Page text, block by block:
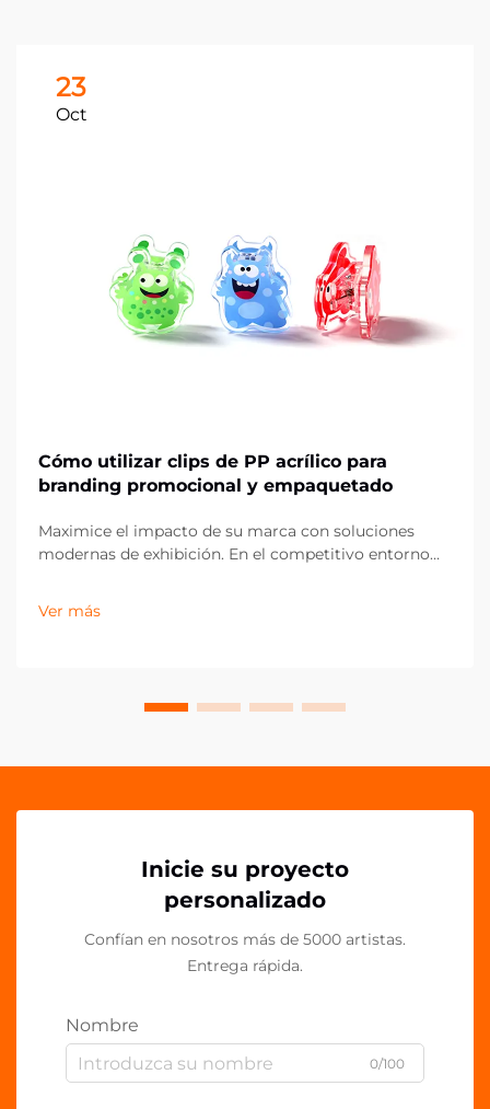
23
Oct
Cómo utilizar clips de PP acrílico para
branding promocional y empaquetado
Maximice el impacto de su marca con soluciones
modernas de exhibición. En el competitivo entorno
pequeños detalles pueden marcar la mayor diferencia
en la presentación de la marca. Los clips acrílicos PP
Ver más
Inicie su proyecto
personalizado
Confían en nosotros más de 5000 artistas.
Entrega rápida.
Nombre
0/100